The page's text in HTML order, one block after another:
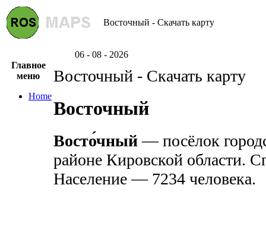
Восточный - Скачать карту
06 - 08 - 2026
Главное
меню
Home
Восточный - Скачать карту
Восточный
Восто́чный— посёлок
районе Кировской области.
Население — 7234 человека.